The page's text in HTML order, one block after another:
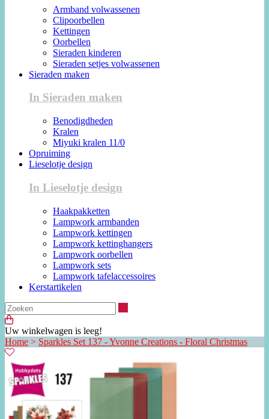
Armband volwassenen
Clipoorbellen
Kettingen
Oorbellen
Sieraden kinderen
Sieraden setjes volwassenen
Sieraden maken
In Sieraden maken
Benodigdheden
Kralen
Miyuki kralen 11/0
Opruiming
Lieselotje design
In Lieselotje design
Haakpakketten
Lampwork armbanden
Lampwork kettingen
Lampwork kettinghangers
Lampwork oorbellen
Lampwork sets
Lampwork tafelaccessoires
Kerstartikelen
Uw winkelwagen is leeg!
Home > Sparkles Set 137 - Yvonne Creations - Floral Christmas